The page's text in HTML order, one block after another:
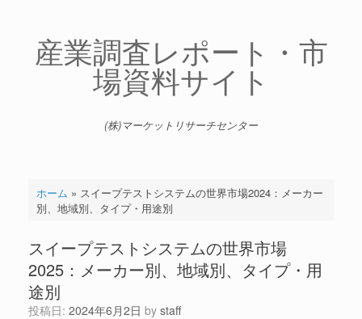
産業調査レポート・市
場資料サイト
(株)マーケットリサーチセンター
ホーム » スイープテストシステムの世界市場2024：メーカー
別、地域別、タイプ・用途別
スイープテストシステムの世界市場
2025：メーカー別、地域別、タイプ・用
途別
投稿日: 2024年6月2日 by staff